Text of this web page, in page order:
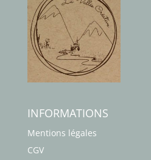
INFORMATIONS
Mentions légales
CGV